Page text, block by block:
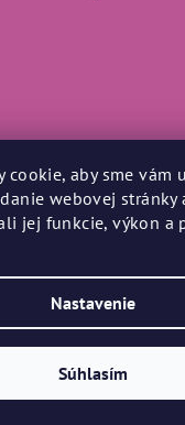
cookie, aby sme vám
webovej stránky
jej funkcie, výkon a
Nastavenie
Súhlasím
platby
Vytvoril Shoptet